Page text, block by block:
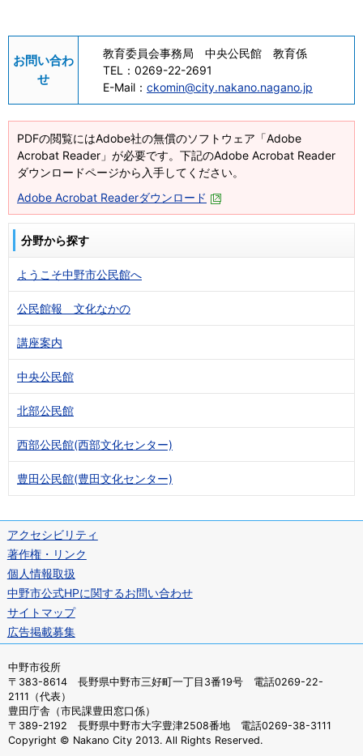
お問い合わ
せ
教育委員会事務局 中央公民館 教育係
TEL： 0269-22-2691
E-Mail： ckomin@city.nakano.nagano.jp
PDFの閲覧にはAdobe社の無償のソフトウェア「Adobe
Acrobat Reader」が必要です。下記のAdobe Acrobat Reader
ダウンロードページから入手してください。
Adobe Acrobat Readerダウンロード
分野から探す
ようこそ中野市公民館へ
公民館報 文化なかの
講座案内
中央公民館
北部公民館
西部公民館(西部文化センター)
豊田公民館(豊田文化センター)
アクセシビリティ
著作権・リンク
個人情報取扱
中野市公式HPに関するお問い合わせ
サイトマップ
広告掲載募集
中野市役所
〒383-8614 長野県中野市三好町一丁目3番19号 電話0269-22-
2111（代表）
豊田庁舎（市民課豊田窓口係）
〒389-2192 長野県中野市大字豊津2508番地 電話0269-38-3111
Copyright © Nakano City 2013. All Rights Reserved.